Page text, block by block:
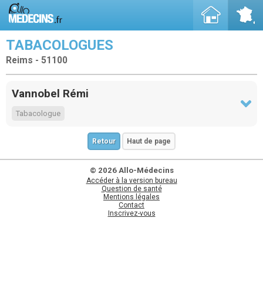
TABACOLOGUES
Reims - 51100
Vannobel Rémi
Tabacologue
Retour Haut de page
© 2026 Allo-Médecins
Accéder à la version bureau
Question de santé
Mentions légales
Contact
Inscrivez-vous